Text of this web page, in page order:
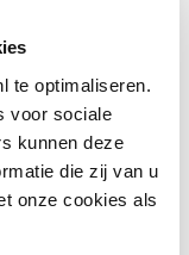
te optimaliseren.
voor sociale
kunnen deze
die zij van u
onze cookies als